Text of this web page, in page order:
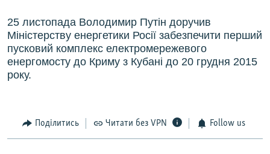
25 листопада Володимир Путін доручив
Міністерству енергетики Росії забезпечити перший
пусковий комплекс електромережевого
енергомосту до Криму з Кубані до 20 грудня 2015
року.
Поділитись Читати без VPN Follow us